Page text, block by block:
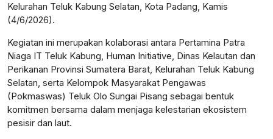
Kelurahan Teluk Kabung Selatan, Kota Padang, Kamis
(4/6/2026).
Kegiatan ini merupakan kolaborasi antara Pertamina Patra
Niaga IT Teluk Kabung, Human Initiative, Dinas Kelautan dan
Perikanan Provinsi Sumatera Barat, Kelurahan Teluk Kabung
Selatan, serta Kelompok Masyarakat Pengawas
(Pokmaswas) Teluk Olo Sungai Pisang sebagai bentuk
komitmen bersama dalam menjaga kelestarian ekosistem
pesisir dan laut.